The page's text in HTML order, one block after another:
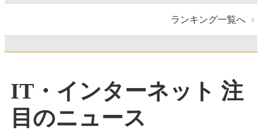
ランキング一覧へ
IT・インターネット 注
目のニュース